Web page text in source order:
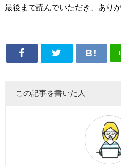
最後まで読んでいただき、あり
この記事を書いた人